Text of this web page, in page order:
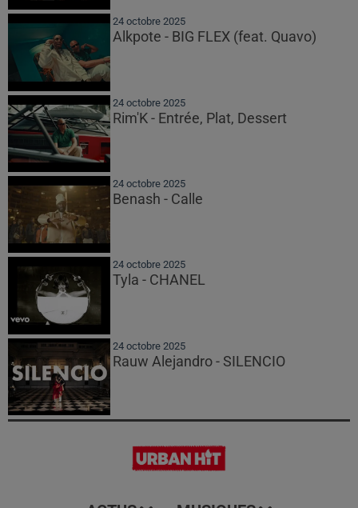
24 octobre 2025
Alkpote - BIG FLEX (feat. Quavo)
24 octobre 2025
Rim'K - Entrée, Plat, Dessert
24 octobre 2025
Benash - Calle
24 octobre 2025
Tyla - CHANEL
24 octobre 2025
Rauw Alejandro - SILENCIO